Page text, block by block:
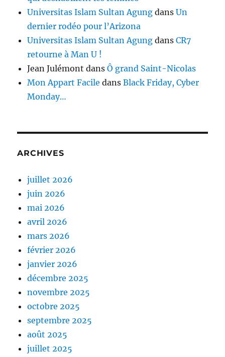
Universitas Islam Sultan Agung dansUn
dernier rodéo pour l’Arizona
Universitas Islam Sultan Agung dansCR7
retourne à Man U !
Jean Julémont dansÔ grand Saint-Nicolas
Mon Appart Facile dansBlack Friday, Cyber
Monday…
ARCHIVES
juillet 2026
juin 2026
mai 2026
avril 2026
mars 2026
février 2026
janvier 2026
décembre 2025
novembre 2025
octobre 2025
septembre 2025
août 2025
juillet 2025